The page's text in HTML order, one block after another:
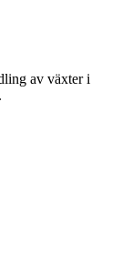
av växter i